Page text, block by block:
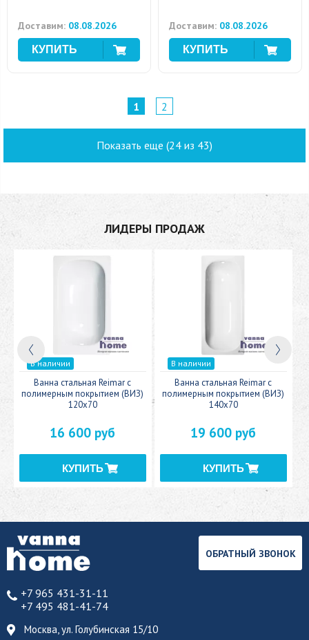
Доставим: 08.08.2026 Доставим: 08.08.2026
1 2
Показать еще (24 из 43)
ЛИДЕРЫ ПРОДАЖ
В наличии
Ванна стальная Reimar с
полимерным покрытием (ВИЗ)
120x70
16 600 руб
В наличии
Ванна стальная Reimar с
полимерным покрытием (ВИЗ)
140x70
19 600 руб
+7 965 431-31-11
+7 495 481-41-74
Москва, ул. Голубинская 15/10
ОБРАТНЫЙ ЗВОНОК